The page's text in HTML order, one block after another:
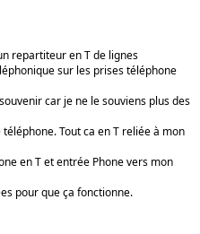
repartiteur en T de lignes
sur les prises téléphone
car je ne le souviens plus des
Tout ca en T reliée à mon
en T et entrée Phone vers mon
pour que ça fonctionne.